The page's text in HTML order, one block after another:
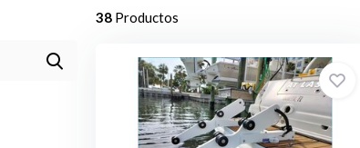
38Productos